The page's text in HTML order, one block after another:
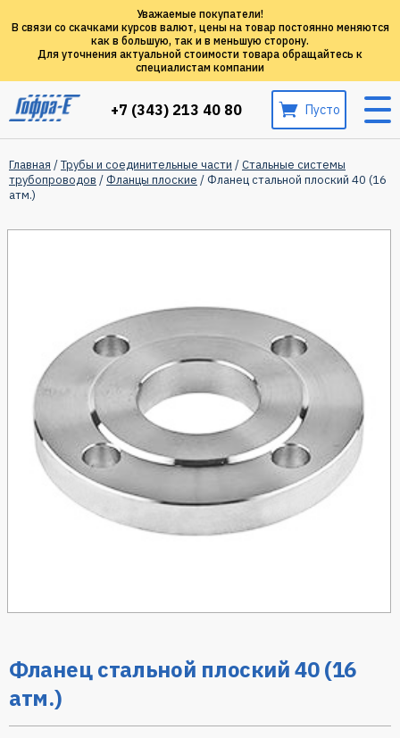
Уважаемые покупатели!
В связи со скачками курсов валют, цены на товар постоянно меняются
как в большую, так и в меньшую сторону.
Для уточнения актуальной стоимости товара обращайтесь к
специалистам компании
+7 (343) 213 40 80 Пусто
Главная /Трубы и соединительные части /Стальные системы
трубопроводов / Фланцы плоские / Фланец стальной плоский 40 (16
атм.)
Фланец стальной плоский 40 (16
атм.)